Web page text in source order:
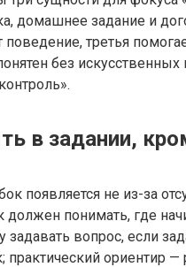
домашнее задание и
третья
без
в задании,
появляется не из-за
понимать, где
задавать вопрос, если
ориентир